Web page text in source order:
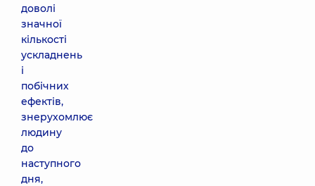
доволі
значної
кількості
ускладнень
і
побічних
ефектів,
знерухомлює
людину
до
наступного
дня,